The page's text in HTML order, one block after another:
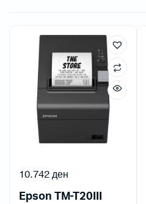
Epson TM-T20III
10.742ден